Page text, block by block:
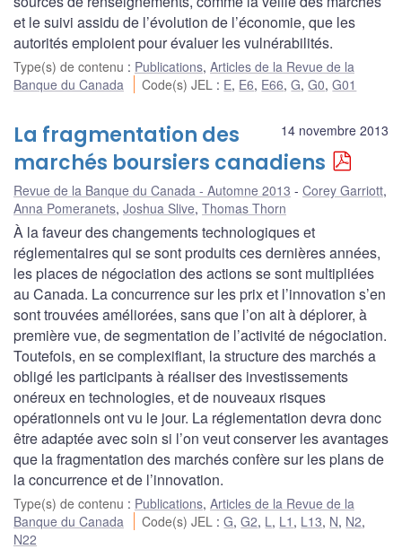
et le suivi assidu de l’évolution de l’économie, que les
autorités emploient pour évaluer les vulnérabilités.
Type(s) de contenu : Publications, Articles de la Revue de la
Banque du Canada
Code(s) JEL : E, E6, E66,G,G0,G01
14 novembre 2013
La fragmentation des
marchés boursiers canadiens
Revue de la Banque du Canada - Automne 2013 Corey Garriott,
Anna Pomeranets, Joshua Slive, Thomas Thorn
À la faveur des changements technologiques et
réglementaires qui se sont produits ces dernières années,
les places de négociation des actions se sont multipliées
au Canada. La concurrence sur les prix et l’innovation s’en
sont trouvées améliorées, sans que l’on ait à déplorer, à
première vue, de segmentation de l’activité de négociation.
Toutefois, en se complexifiant, la structure des marchés a
obligé les participants à réaliser des investissements
onéreux en technologies, et de nouveaux risques
opérationnels ont vu le jour. La réglementation devra donc
être adaptée avec soin si l’on veut conserver les avantages
que la fragmentation des marchés confère sur les plans de
la concurrence et de l’innovation.
Type(s) de contenu : Publications, Articles de la Revue de la
Banque du Canada
Code(s) JEL :G,G2, L , L1 , L13, N, N2,
N22